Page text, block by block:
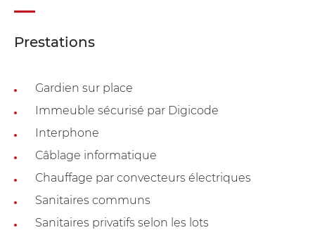
Prestations
Gardien sur place
Immeuble sécurisé par Digicode
Interphone
Câblage informatique
Chauffage par convecteurs électriques
Sanitaires communs
Sanitaires privatifs selon les lots